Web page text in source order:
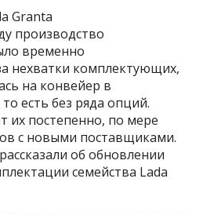
Granta
производство
временно
нехватки комплектующих,
на конвейер в
есть без ряда опций.
постепенно, по мере
с новыми поставщиками.
об обновлении
семейства Lada